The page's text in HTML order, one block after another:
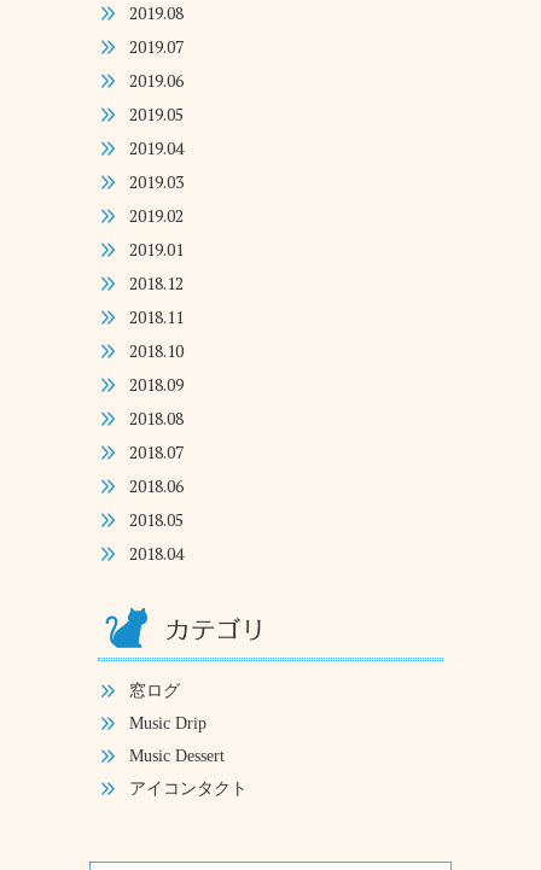
2019.08
2019.07
2019.06
2019.05
2019.04
2019.03
2019.02
2019.01
2018.12
2018.11
2018.10
2018.09
2018.08
2018.07
2018.06
2018.05
2018.04
窓ログ
Music Drip
Music Dessert
アイコンタクト